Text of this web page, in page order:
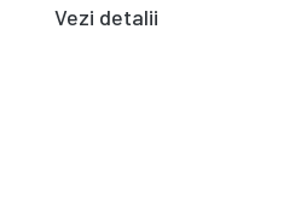
Vezi detalii